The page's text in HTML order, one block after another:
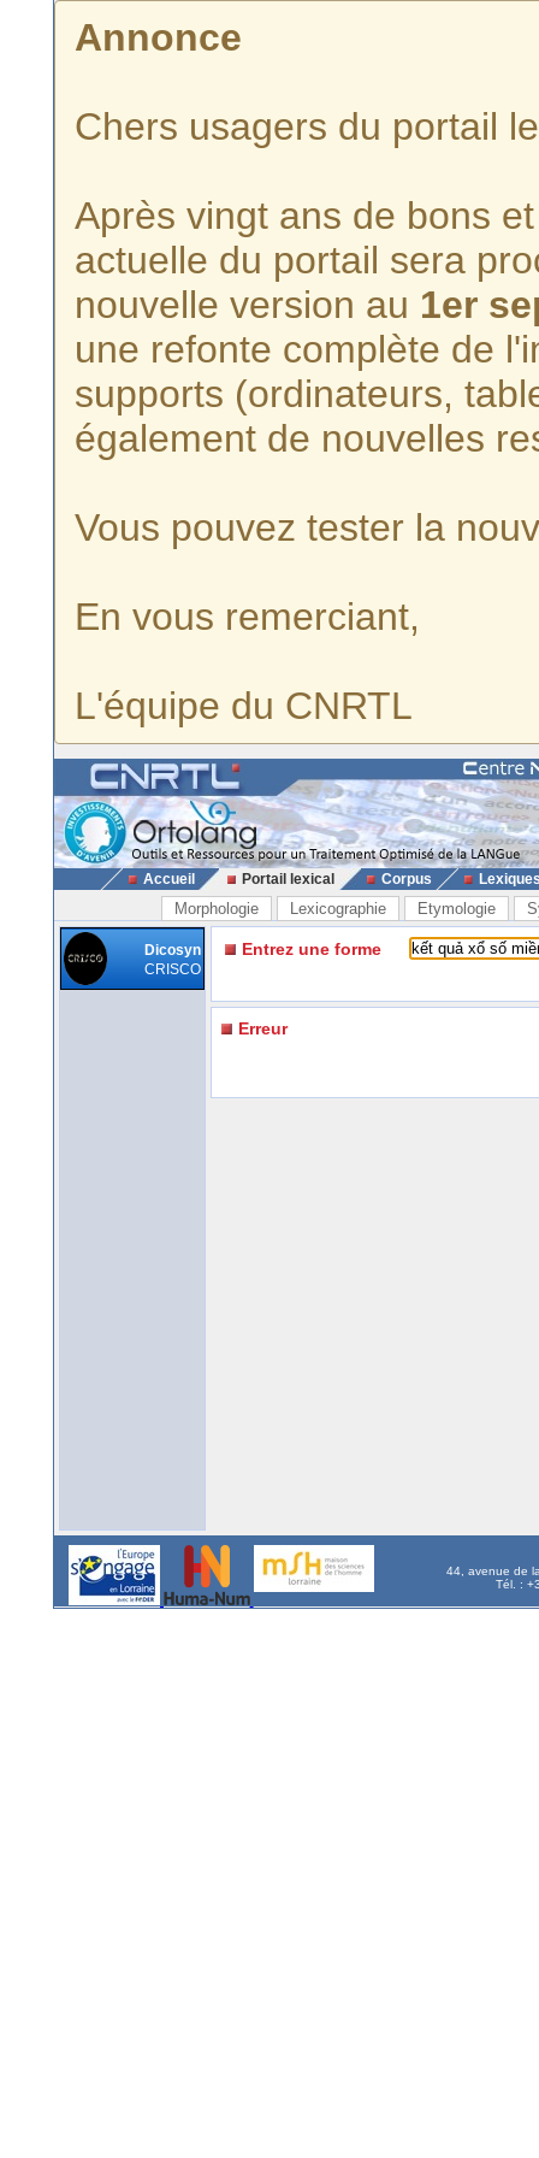
Annonce
Chers usagers du portail
Après vingt ans de bons
actuelle du portail sera
nouvelle version au 1er
une refonte complète de
supports (ordinateurs,
également de nouvelles
Vous pouvez tester la
En vous remerciant,
L'équipe du CNRTL
Accueil Portail lexical Corpus
Morphologie Lexicographie Etymologie
Dicosyn
CRISCO
Entrez une forme
Erreur
44, avenue de
Tél. :